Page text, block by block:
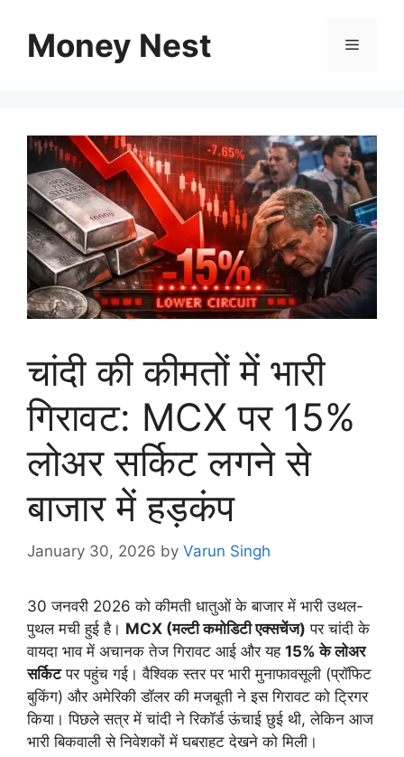
contentMoney Nest Menu
चांदी की कीमतों में भारी
गिरावट: MCX पर 15%
लोअर सर्किट लगने से
बाजार में हड़कंप
January 30, 2026 by Varun Singh
30 जनवरी 2026 को कीमती धातुओं के बाजार में भारी उथल-
पुथल मची हुई है। MCX (मल्टी कमोडिटी एक्सचेंज) पर चांदी के
वायदा भाव में अचानक तेज गिरावट आई और यह 15% के लोअर
सर्किटपर पहुंच गई। वैश्विक स्तर पर भारी मुनाफावसूली (प्रॉफिट
बुकिंग) और अमेरिकी डॉलर की मजबूती ने इस गिरावट को ट्रिगर
किया। पिछले सत्र में चांदी ने रिकॉर्ड ऊंचाई छुई थी, लेकिन आज
भारी बिकवाली से निवेशकों में घबराहट देखने को मिली।